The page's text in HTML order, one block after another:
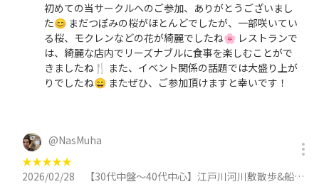
初めての当サークルへのご参加、ありがとうございまし
た😊 まだつぼみの桜がほとんどでしたが、一部咲いてい
る桜、モクレンなどの花が綺麗でしたね🌸 レストランで
は、綺麗な店内でリーズナブルに食事を楽しむことがで
きましたね🍴 また、イベント関係の話題では大盛り上が
りでしたね😄 またぜひ、ご参加頂けますと幸いです！
@NasMuha
★★★★★
2026/02/28
【30代中盤〜40代中心】江戸川河川敷散歩&船で川渡り&人気洋食店で食事会に参加